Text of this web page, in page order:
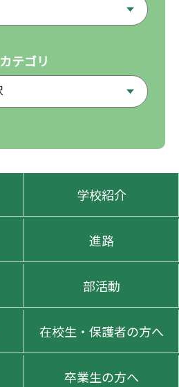
カテゴリ
学校紹介
進路
部活動
在校生・保護者の方へ
卒業生の方へ